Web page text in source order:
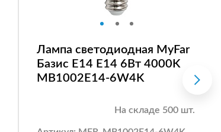
Лампа светодиодная MyFar
Базис E14 E14 6Вт 4000K
MB1002E14-6W4K
На складе 500 шт.